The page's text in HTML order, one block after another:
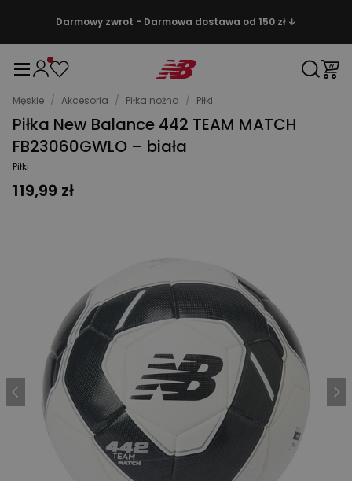
Darmowy zwrot - Darmowa dostawa od 150 zł ↓
Męskie / Akcesoria / Piłka nożna / Piłki
Piłka New Balance 442 TEAM MATCH
FB23060GWLO – biała
Piłki
119,99 zł